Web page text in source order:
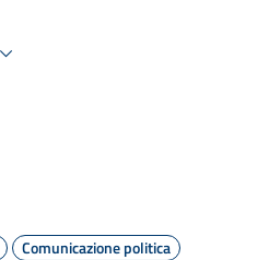
Comunicazione politica